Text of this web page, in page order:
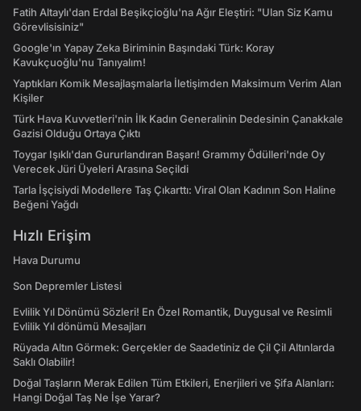
Fatih Altaylı'dan Erdal Beşikçioğlu'na Ağır Eleştiri: "Ulan Siz Kamu
Görevlisisiniz"
Google'ın Yapay Zeka Biriminin Başındaki Türk: Koray
Kavukçuoğlu'nu Tanıyalım!
Yaptıkları Komik Mesajlaşmalarla İletişimden Maksimum Verim Alan
Kişiler
Türk Hava Kuvvetleri'nin İlk Kadın Generalinin Dedesinin Çanakkale
Gazisi Olduğu Ortaya Çıktı
Toygar Işıklı'dan Gururlandıran Başarı! Grammy Ödülleri'nde Oy
Verecek Jüri Üyeleri Arasına Seçildi
Tarla İşçisiydi Modellere Taş Çıkarttı: Viral Olan Kadının Son Haline
Beğeni Yağdı
Hızlı Erişim
Hava Durumu
Son Depremler Listesi
Evlilik Yıl Dönümü Sözleri! En Özel Romantik, Duygusal ve Resimli
Evlilik Yıl dönümü Mesajları
Rüyada Altın Görmek: Gerçekler de Saadetiniz de Çil Çil Altınlarda
Saklı Olabilir!
Doğal Taşların Merak Edilen Tüm Etkileri, Enerjileri ve Şifa Alanları:
Hangi Doğal Taş Ne İşe Yarar?